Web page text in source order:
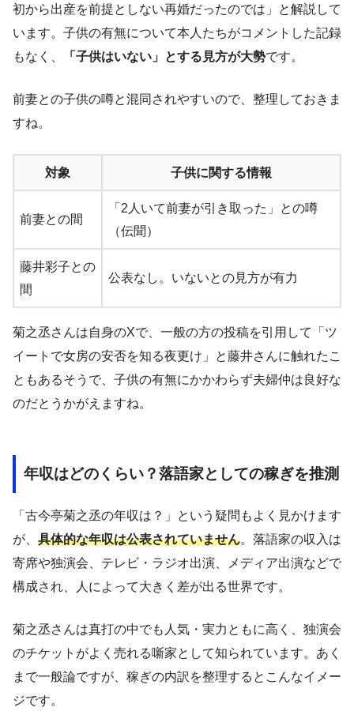
初から出産を前提としない再婚だったのでは」と解説して
います。子供の有無について本人たちがコメントした記録
もなく、
「子供はいない」とする見方が大勢です。
前妻との子供の噂と混同されやすいので、整理しておきま
すね。
対象 子供に関する情報
前妻との間
「2人いて前妻が引き取った」との噂
（伝聞）
藤井彩子との
間
公表なし。いないとの見方が有力
菊之丞さんは自身のXで、一般の方の投稿を引用して「ツ
イートで女房の安否を知る夜更け」と藤井さんに触れたこ
ともあるそうで、子供の有無にかかわらず夫婦仲は良好な
のだとうかがえますね。
年収はどのくらい？落語家としての稼ぎを推測
「古今亭菊之丞の年収は？」という疑問もよく見かけます
が、 具体的な年収は公表されていません。落語家の収入は
寄席や独演会、テレビ・ラジオ出演、メディア出演などで
構成され、人によって大きく差が出る世界です。
菊之丞さんは真打の中でも人気・実力ともに高く、独演会
のチケットがよく売れる噺家として知られています。あく
まで一般論ですが、稼ぎの内訳を整理するとこんなイメー
ジです。